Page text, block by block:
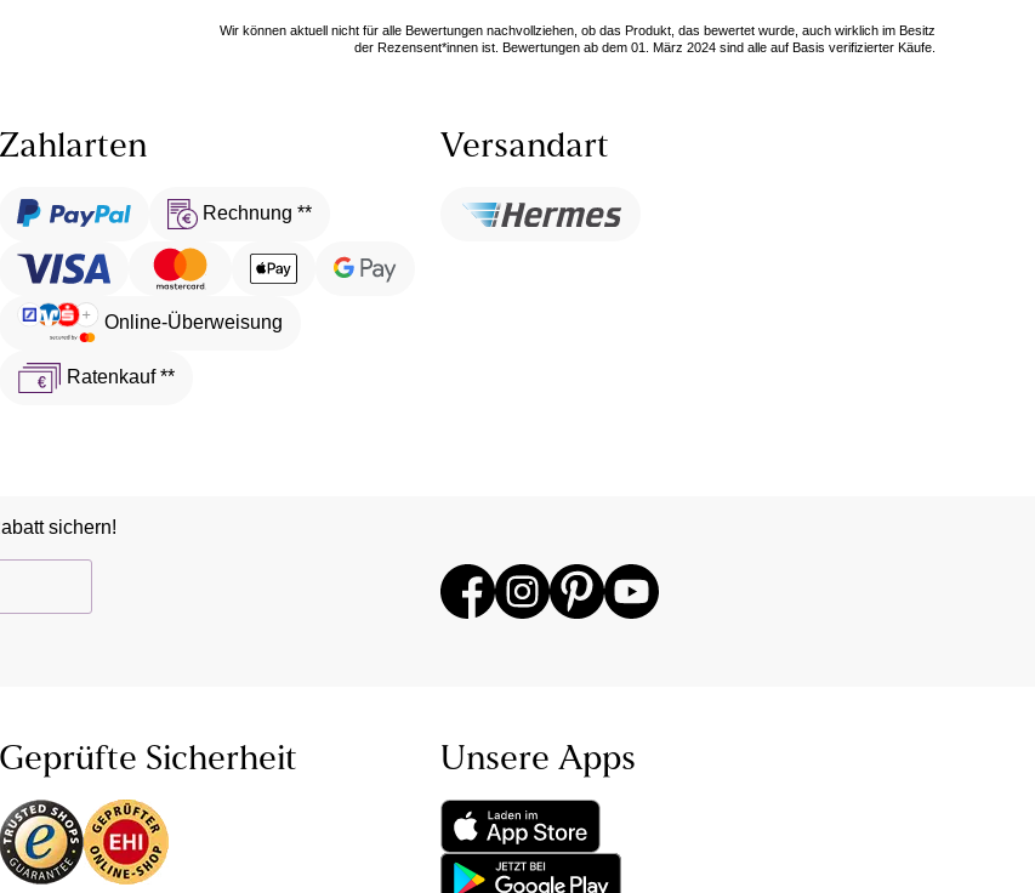
Wir können aktuell nicht für alle Bewertungen nachvollziehen, ob das Produkt, das bewertet wurde, auch wirklich im Besitz
der Rezensent*innen ist. Bewertungen ab dem 01. März 2024 sind alle auf Basis verifizierter Käufe.
Zahlarten
Rechnung **
Online-Überweisung
Ratenkauf **
Versandart
sichern!
Geprüfte Sicherheit Unsere Apps